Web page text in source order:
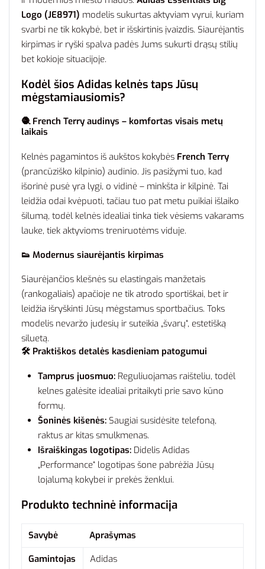
Logo (JE8971) modelis sukurtas aktyviam vyrui, kuriam
svarbi ne tik kokybė, bet ir išskirtinis įvaizdis. Siaurėjantis
kirpimas ir ryški spalva padės Jums sukurti drąsų stilių
bet kokioje situacijoje.
Kodėl šios Adidas kelnės taps Jūsų
mėgstamiausiomis?
🧶 French Terry audinys – komfortas visais metų
laikais
Kelnės pagamintos iš aukštos kokybės French Terry
(prancūziško kilpinio) audinio. Jis pasižymi tuo, kad
išorinė pusė yra lygi, o vidinė – minkšta ir kilpinė. Tai
leidžia odai kvėpuoti, tačiau tuo pat metu puikiai išlaiko
šilumą, todėl kelnės idealiai tinka tiek vėsiems vakarams
lauke, tiek aktyvioms treniruotėms viduje.
👟 Modernus siaurėjantis kirpimas
Siaurėjančios klešnės su elastingais manžetais
(rankogaliais) apačioje ne tik atrodo sportiškai, bet ir
leidžia išryškinti Jūsų mėgstamus sportbačius. Toks
modelis nevaržo judesių ir suteikia „švarų“, estetišką
siluetą.
🛠️ Praktiškos detalės kasdieniam patogumui
Tamprus juosmuo: Reguliuojamas raišteliu, todėl
kelnes galėsite idealiai pritaikyti prie savo kūno
formų.
Šoninės kišenės: Saugiai susidėsite telefoną,
raktus ar kitas smulkmenas.
Išraiškingas logotipas: Didelis Adidas
„Performance“ logotipas šone pabrėžia Jūsų
lojalumą kokybei ir prekės ženklui.
Produkto techninė informacija
Savybė
Aprašymas
Gamintojas
Adidas